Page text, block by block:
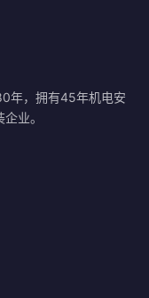
年，拥有45年机电安
业。